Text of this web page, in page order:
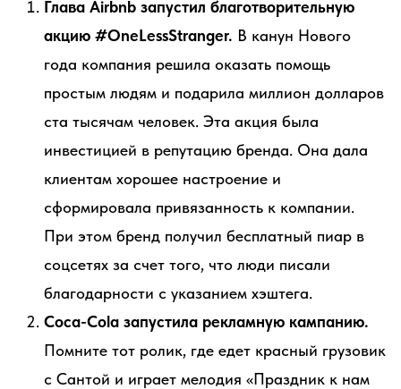
Глава Airbnb запустил благотворительную
акцию #OneLessStranger. В канун Нового
года компания решила оказать помощь
простым людям и подарила миллион долларов
ста тысячам человек. Эта акция была
инвестицией в репутацию бренда. Она дала
клиентам хорошее настроение и
сформировала привязанность к компании.
При этом бренд получил бесплатный пиар в
соцсетях за счет того, что люди писали
благодарности с указанием хэштега.
Coca-Cola запустила рекламную кампанию.
Помните тот ролик, где едет красный грузовик
с Сантой и играет мелодия «Праздник к нам